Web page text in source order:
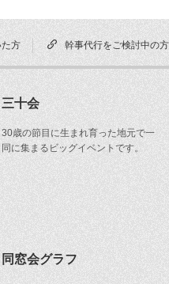
方 幹事代行をご検討中の方
三十会
30歳の節目に生まれ育った地元で一
同に集まるビッグイベントです。
同窓会グラフ